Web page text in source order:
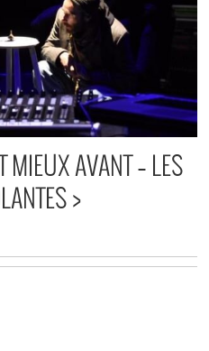
MIEUX AVANT – LES
>